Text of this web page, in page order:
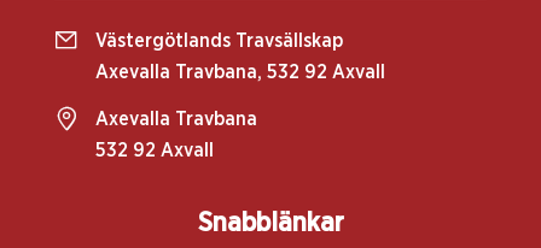
Snabblänkar
Västergötlands Travsällskap
Axevalla Travbana, 532 92 Axvall
Axevalla Travbana
532 92 Axvall